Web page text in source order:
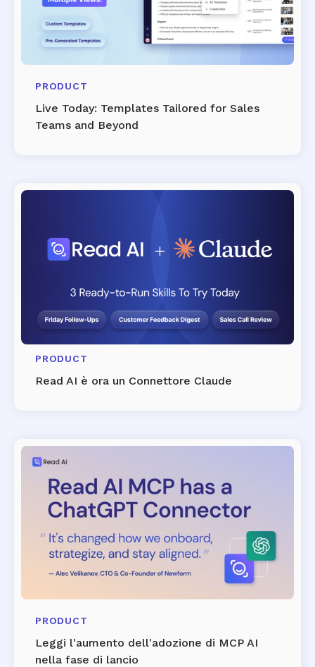
PRODUCT
Live Today: Templates Tailored for Sales
Teams and Beyond
PRODUCT
Read AI è ora un Connettore Claude
PRODUCT
Leggi l'aumento dell'adozione di MCP AI
nella fase di lancio